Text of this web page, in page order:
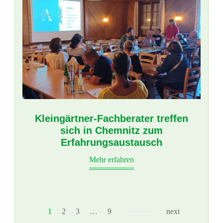
Kleingärtner-Fachberater treffen
sich in Chemnitz zum
Erfahrungsaustausch
Mehr erfahren
1 2 3 … 9 next